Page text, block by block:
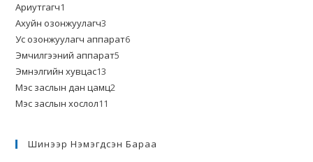
Ариутгагч1
Ахуйн озонжуулагч3
Ус озонжуулагч аппарат6
Эмчилгээний аппарат5
Эмнэлгийн хувцас13
Мэс заслын дан цамц2
Мэс заслын хослол11
Шинээр Нэмэгдсэн Бараа